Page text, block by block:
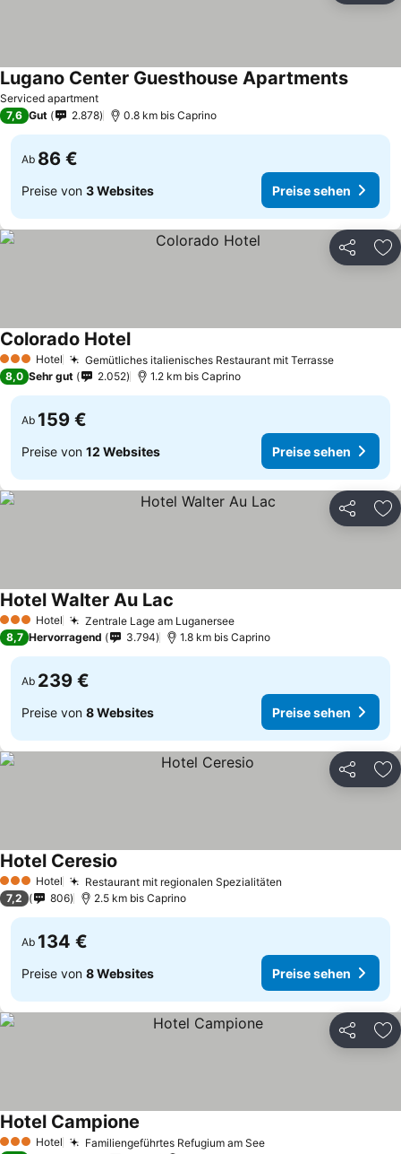
Serviced apartment
Lugano Center Guesthouse Apartments
7,6 Gut 2.878 0.8 km bis Caprino
Ab 86 €
Preise von 3 Websites Preise sehen
Teilen
3 SterneHotel Gemütliches italienisches Restaurant mit Terrasse
Colorado Hotel
8,0 Sehr gut 2.052 1.2 km bis Caprino
Ab 159 €
Preise von 12 Websites Preise sehen
Teilen
3 SterneHotel Zentrale Lage am Luganersee
Hotel Walter Au Lac
8,7 Hervorragend 3.794 1.8 km bis Caprino
Ab 239 €
Preise von 8 Websites Preise sehen
Teilen
3 SterneHotel Restaurant mit regionalen Spezialitäten
Hotel Ceresio
7,2 806 2.5 km bis Caprino
Ab 134 €
Preise von 8 Websites Preise sehen
Teilen
3 SterneHotel Familiengeführtes Refugium am See
Hotel Campione